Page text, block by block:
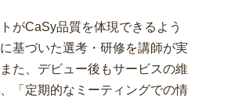
がCaSy品質を体現できるよう
基づいた選考・研修を講師が実
た、デビュー後もサービスの維
「定期的なミーティングでの情